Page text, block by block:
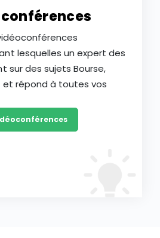
lesquelles un expert des
sur des sujets Bourse,
répond à toutes vos